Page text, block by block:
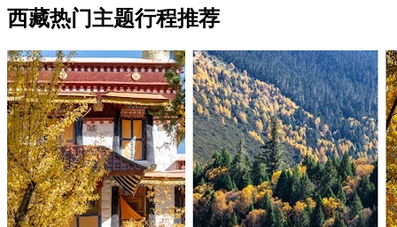
西藏热门主题行程推荐